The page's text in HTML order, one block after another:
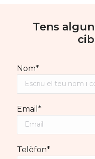
Tens
Nom*
Email*
Telèfon*